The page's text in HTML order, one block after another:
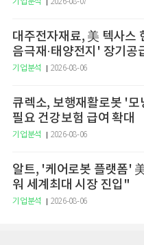
대주전자재료, 美 텍사스
음극재·태양전지' 장기공
기업분석 2026-08-06
큐렉소, 보행재활로봇 '
필요 건강보험 급여 확대
기업분석 2026-08-06
알트, '케어로봇 플랫폼'
워 세계최대 시장 진입"
기업분석 2026-08-06